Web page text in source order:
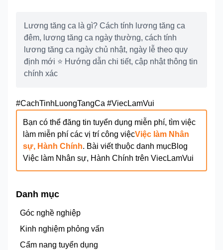
Lương tăng ca là gì? Cách tính lương tăng ca
đêm, lương tăng ca ngày thường, cách tính
lương tăng ca ngày chủ nhật, ngày lễ theo quy
định mới ⭐ Hướng dẫn chi tiết, cập nhật thông tin
chính xác
#CachTinhLuongTangCa #ViecLamVui
Bạn có thể đăng tin tuyển dụng miễn phí, tìm việc
làm miễn phí các vị trí công việcViệc làm Nhân
sự, Hành Chính. Bài viết thuộc danh mụcBlog
Việc làm Nhân sự, Hành Chính trên ViecLamVui
Danh mục
Góc nghề nghiệp
Kinh nghiệm phỏng vấn
Cẩm nang tuyển dụng